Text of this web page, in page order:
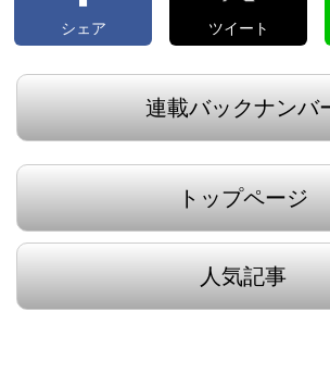
シェア ツイート
連載バックナンバ
トップページ
人気記事